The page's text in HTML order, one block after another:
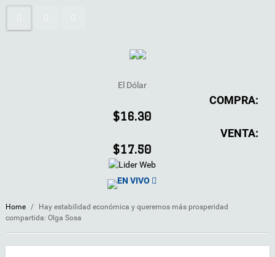
El Dólar
COMPRA:
$16.30
VENTA:
$17.50
EN VIVO
Home /
Hay estabilidad económica y queremos más prosperidad
compartida: Olga Sosa